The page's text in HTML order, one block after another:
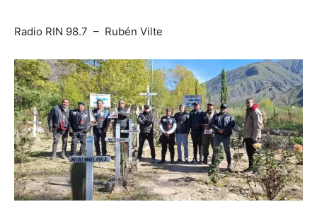
Radio RIN 98.7 – Rubén Vilte